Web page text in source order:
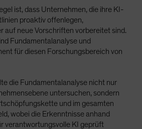
ist, dass Unternehmen, die ihre KI-
proaktiv offenlegen,
auf neue Vorschriften vorbereitet sind.
Fundamentalanalyse und
für diesen Forschungsbereich von
die Fundamentalanalyse nicht nur
untersuchen, sondern
und im gesamten
wobei die Erkenntnisse anhand
verantwortungsvolle KI geprüft